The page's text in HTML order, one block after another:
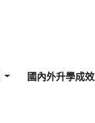
國內外升學成效